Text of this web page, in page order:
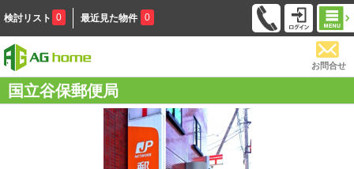
検討リスト 0 最近見た物件 0
お問合せ
国立谷保郵便局